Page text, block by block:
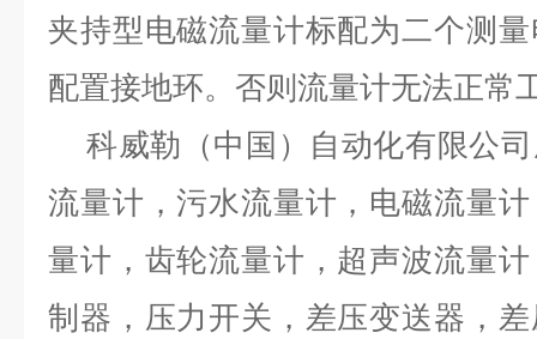
夹持型电磁流量计标配为二个测
配置接地环。否则流量计无法正常
科威勒（中国）自动化有限公司
流量计，污水流量计，电磁流量
量计，齿轮流量计，超声波流量
制器，压力开关，差压变送器，